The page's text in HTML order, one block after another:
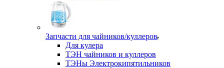
Запчасти для чайников/куллеров
Для кулера
ТЭН чайников и куллеров
ТЭНы Электрокипятильников